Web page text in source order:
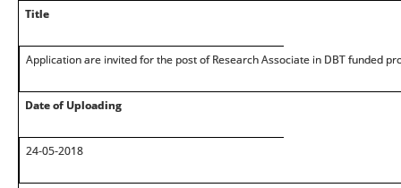
Title
Application are invited for the post of Research Associate in DBT funded
Date of Uploading
24-05-2018